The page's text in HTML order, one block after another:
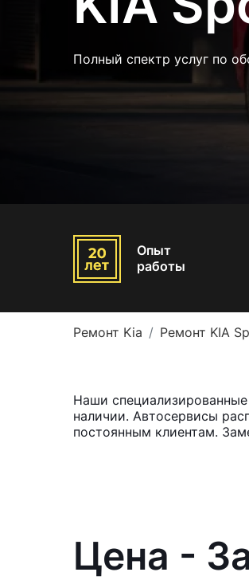
Полный спектр услуг по
Опыт
работы
Ремонт Kia Ремонт KIA
Наши специализированные
наличии. Автосервисы
постоянным клиентам.
Цена -